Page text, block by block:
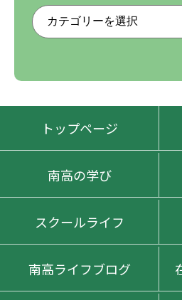
トップページ
南高の学び
スクールライフ
南高ライフブログ